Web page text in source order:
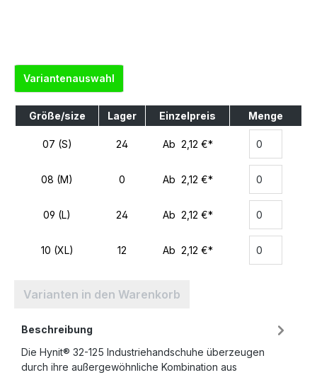
Variantenauswahl
Größe/size Lager Einzelpreis Menge
07 (S) 24 Ab 2,12 €*
08 (M) 0 Ab 2,12 €*
09 (L) 24 Ab 2,12 €*
10 (XL) 12 Ab 2,12 €*
Varianten in den Warenkorb
Beschreibung
Die Hynit® 32-125 Industriehandschuhe überzeugen
durch ihre außergewöhnliche Kombination aus